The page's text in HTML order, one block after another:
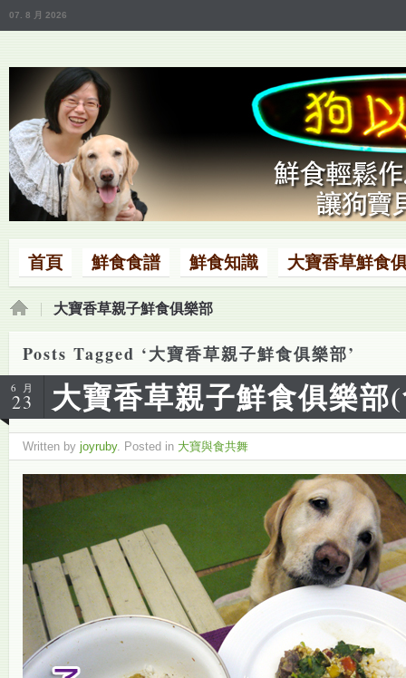
07. 8 月 2026
首頁 鮮食食譜 鮮食知識 大寶香草鮮食
大寶香草親子鮮食俱樂部
Posts Tagged ‘大寶香草親子鮮食俱樂部’
6 月
23 大寶香草親子鮮食俱樂部
Written by joyruby. Posted in 大寶與食共舞